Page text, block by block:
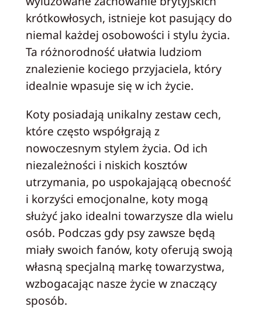
krótkowłosych, istnieje kot pasujący do
niemal każdej osobowości i stylu życia.
Ta różnorodność ułatwia ludziom
znalezienie kociego przyjaciela, który
idealnie wpasuje się w ich życie.
Koty posiadają unikalny zestaw cech,
które często współgrają z
nowoczesnym stylem życia. Od ich
niezależności i niskich kosztów
utrzymania, po uspokajającą obecność
i korzyści emocjonalne, koty mogą
służyć jako idealni towarzysze dla wielu
osób. Podczas gdy psy zawsze będą
miały swoich fanów, koty oferują swoją
własną specjalną markę towarzystwa,
wzbogacając nasze życie w znaczący
sposób.